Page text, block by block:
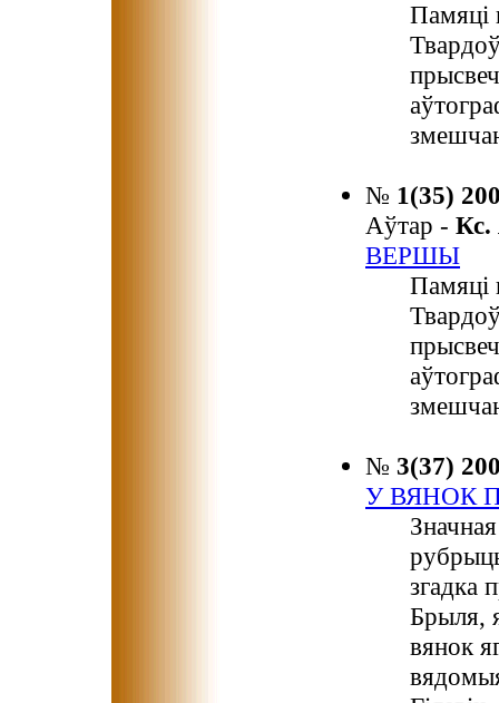
Памяці
№ 1(35)
Аўтар -
ВЕРШЫ
Памяці
№ 3(37)
У ВЯНОК
згадка
Брыля,
вянок